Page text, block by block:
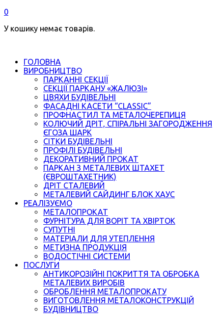
0
У кошику немає товарів.
ГОЛОВНА
ВИРОБНИЦТВО
ПАРКАННІ СЕКЦІЇ
СЕКЦІЇ ПАРКАНУ «ЖАЛЮЗІ»
ЦВЯХИ БУДІВЕЛЬНІ
ФАСАДНІ КАСЕТИ “CLASSIC”
ПРОФНАСТИЛ ТА МЕТАЛОЧЕРЕПИЦЯ
КОЛЮЧИЙ ДРІТ, СПІРАЛЬНІ ЗАГОРОДЖЕННЯ
ЄГОЗА ШАРК
СІТКИ БУДІВЕЛЬНІ
ПРОФІЛІ БУДІВЕЛЬНІ
ДЕКОРАТИВНИЙ ПРОКАТ
ПАРКАН З МЕТАЛЕВИХ ШТАХЕТ
(ЄВРОШТАХЕТНИК)
ДРІТ СТАЛЕВИЙ
МЕТАЛЕВИЙ САЙДИНГ БЛОК ХАУС
РЕАЛІЗУЄМО
МЕТАЛОПРОКАТ
ФУРНІТУРА ДЛЯ ВОРІТ ТА ХВІРТОК
СУПУТНІ
МАТЕРІАЛИ ДЛЯ УТЕПЛЕННЯ
МЕТИЗНА ПРОДУКЦІЯ
ВОДОСТІЧНІ СИСТЕМИ
ПОСЛУГИ
АНТИКОРОЗІЙНІ ПОКРИТТЯ ТА ОБРОБКА
МЕТАЛЕВИХ ВИРОБІВ
ОБРОБЛЕННЯ МЕТАЛОПРОКАТУ
ВИГОТОВЛЕННЯ МЕТАЛОКОНСТРУКЦІЙ
БУДІВНИЦТВО